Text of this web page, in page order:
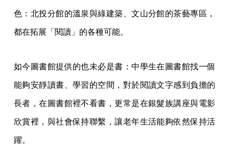
色：北投分館的溫泉與綠建築、文山分館的茶藝專區，
都在拓展「閱讀」的各種可能。
如今圖書館提供的也未必是書：中學生在圖書館找一個
能夠安靜讀書、學習的空間，對於閱讀文字感到負擔的
長者，在圖書館裡不看書，更常是在銀髮族講座與電影
欣賞裡，與社會保持聯繫，讓老年生活能夠依然保持活
躍。